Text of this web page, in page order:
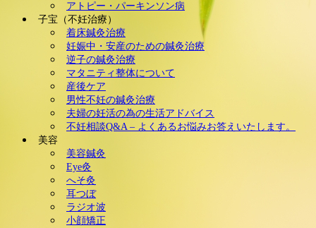
アトピー・パーキンソン病
子宝（不妊治療）
着床鍼灸治療
妊娠中・安産のための鍼灸治療
逆子の鍼灸治療
マタニティ整体について
産後ケア
男性不妊の鍼灸治療
夫婦の妊活の為の生活アドバイス
不妊相談Q&A – よくあるお悩みお答えいたします。
美容
美容鍼灸
Eye灸
へそ灸
耳つぼ
ラジオ波
小顔矯正